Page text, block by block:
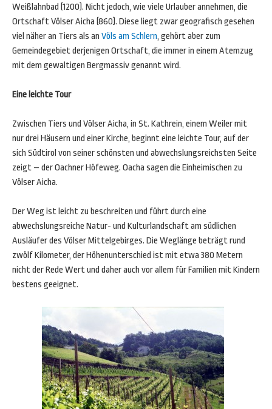
Weißlahnbad (1200). Nicht jedoch, wie viele Urlauber annehmen, die
Ortschaft Völser Aicha (860). Diese liegt zwar geografisch gesehen
viel näher an Tiers als an Völs am Schlern, gehört aber zum
Gemeindegebiet derjenigen Ortschaft, die immer in einem Atemzug
mit dem gewaltigen Bergmassiv genannt wird.
Eine leichte Tour
Zwischen Tiers und Völser Aicha, in St. Kathrein, einem Weiler mit
nur drei Häusern und einer Kirche, beginnt eine leichte Tour, auf der
sich Südtirol von seiner schönsten und abwechslungsreichsten Seite
zeigt – der Oachner Höfeweg. Oacha sagen die Einheimischen zu
Völser Aicha.
Der Weg ist leicht zu beschreiten und führt durch eine
abwechslungsreiche Natur- und Kulturlandschaft am südlichen
Ausläufer des Völser Mittelgebirges. Die Weglänge beträgt rund
zwölf Kilometer, der Höhenunterschied ist mit etwa 380 Metern
nicht der Rede Wert und daher auch vor allem für Familien mit Kindern
bestens geeignet.